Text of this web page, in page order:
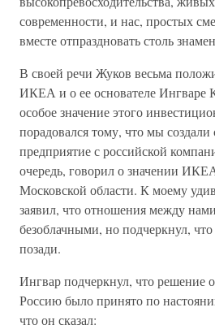
современности, и нас, простых
вместе отпраздновать столь
В своей речи Жуков весьма
ИКЕА и о ее основателе Ингваре
особое значение этого
порадовался тому, что мы создали
предприятие с российской
очередь, говорил о значении
Московской области. К моему
заявил, что отношения между
безоблачными, но подчеркнул, что
позади.
Ингвар подчеркнул, что решение
Россию было принято по
что он сказал: